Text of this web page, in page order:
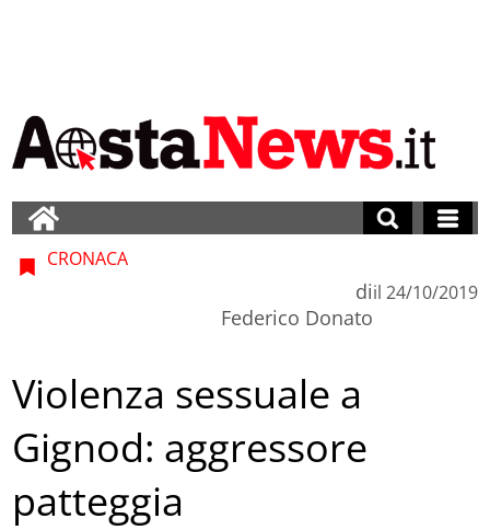
CRONACA
di
Federico Donato
il 24/10/2019
Violenza sessuale a
Gignod: aggressore
patteggia